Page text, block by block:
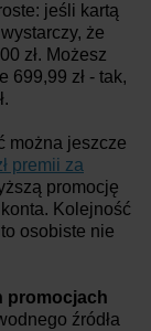
jeśli kartą
że
zł. Możesz
699,99 zł - tak,
można jeszcze
premii za
promocję
Kolejność
osobiste nie
promocjach
źródła